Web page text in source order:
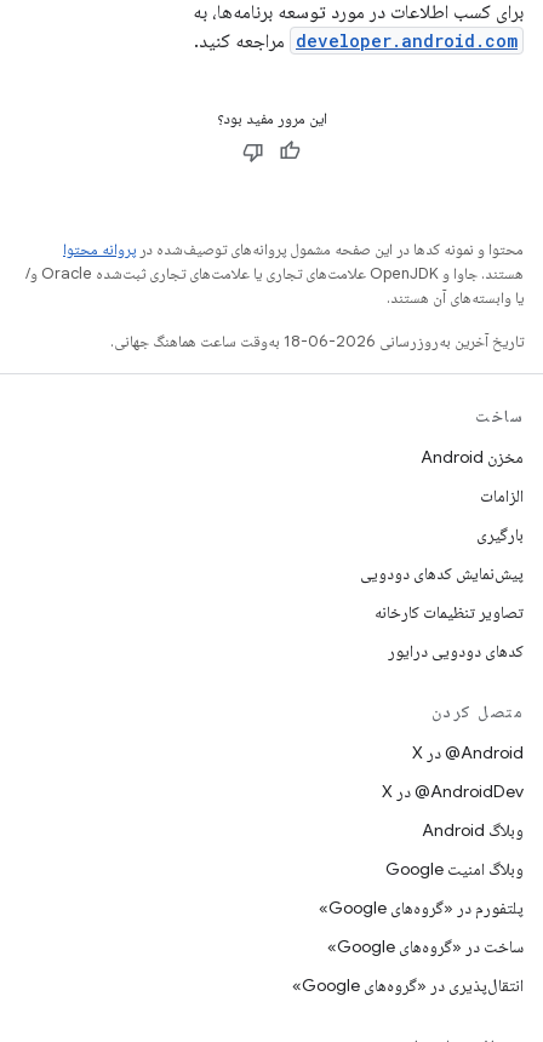
برای کسب اطلاعات در مورد توسعه برنامه‌ها، به
developer.android.com مراجعه کنید.
این مرور مفید بود؟
محتوا و نمونه کدها در این صفحه مشمول پروانه‌های توصیف‌شده در پروانه محتوا
هستند. جاوا و OpenJDK علامت‌های تجاری یا علامت‌های تجاری ثبت‌شده Oracle و/
یا وابسته‌های آن هستند.
تاریخ آخرین به‌روزرسانی 2026-06-18 به‌وقت ساعت هماهنگ جهانی.
ساخت
مخزن Android
الزامات
بارگیری
پیش‌نمایش کدهای دودویی
تصاویر تنظیمات کارخانه
کدهای دودویی درایور
متصل کردن
‫‎@Android در X
‫‎@AndroidDev در X
وبلاگ Android
وبلاگ امنیت Google
پلتفورم در «گروه‌های Google»
ساخت در «گروه‌های Google»
انتقال‌پذیری در «گروه‌های Google»